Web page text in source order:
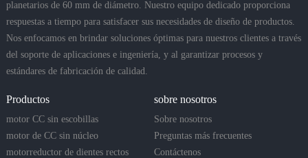
planetarios de 60 mm de diámetro. Nuestro equipo dedicado proporciona
respuestas a tiempo para satisfacer sus necesidades de diseño de productos.
Nos enfocamos en brindar soluciones óptimas para nuestros clientes a través
del soporte de aplicaciones e ingeniería, y al garantizar procesos y
estándares de fabricación de calidad.
Productos
motor CC sin escobillas
motor de CC sin núcleo
motorreductor de dientes rectos
sobre nosotros
Sobre nosotros
Preguntas más frecuentes
Contáctenos